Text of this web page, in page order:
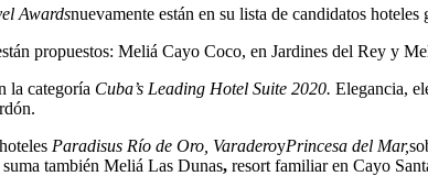
Awardsnuevamente están en su lista de candidatos
propuestos: Meliá Cayo Coco, en Jardines del Rey y
la categoría Cuba’s Leading Hotel Suite 2020. Elegancia,
Paradisus Río de Oro, VaraderoyPrincesa del Mar,
también Meliá Las Dunas, resort familiar en Cayo